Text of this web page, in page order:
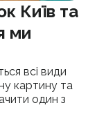
Київ та
ми
всі види
картину та
один з